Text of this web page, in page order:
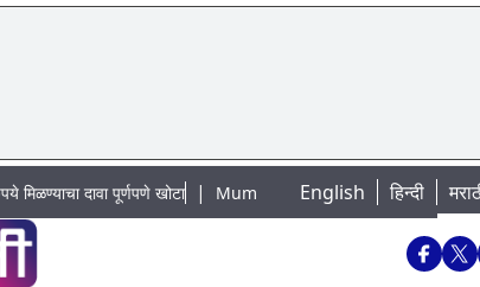
दावा पूर्णपणे खोटा|Mumbai Lake Water Levels: मुंबई पाणीपुरवठा
English हिन्दी